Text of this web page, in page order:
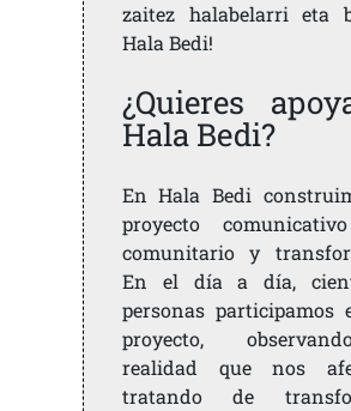
zaitez halabelarri eta
Hala Bedi!
¿Quieres
Hala Bedi?
En Hala Bedi
proyecto
comunitario y
En el día a día,
personas participamos
proyecto,
realidad que nos
tratando de